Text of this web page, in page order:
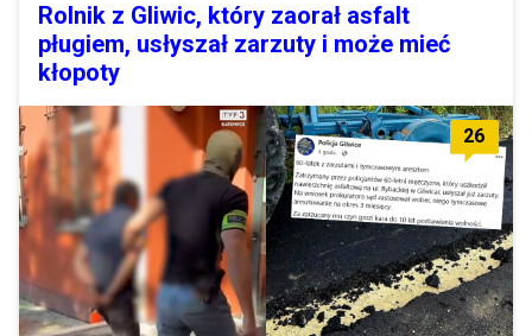
Rolnik z Gliwic, który zaorał asfalt
pługiem, usłyszał zarzuty i może mieć
kłopoty
26